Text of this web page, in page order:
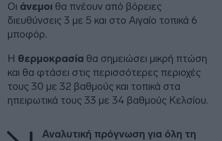
Οι άνεμοι θα πνέουν από βόρειες
διευθύνσεις 3 με 5 και στο Αιγαίο τοπικά 6
μποφόρ.
Η θερμοκρασία θα σημειώσει μικρή πτώση
και θα φτάσει στις περισσότερες περιοχές
τους 30 με 32 βαθμούς και τοπικά στα
ηπειρωτικά τους 33 με 34 βαθμούς Κελσίου.
Αναλυτική πρόγνωση για όλη τη